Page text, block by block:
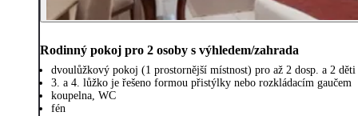
Rodinný pokoj pro 2 osoby s výhledem/zahrada
dvoulůžkový pokoj (1 prostornější místnost) pro až 2 dosp. a 2 děti
3. a 4. lůžko je řešeno formou přistýlky nebo rozkládacím gaučem
koupelna, WC
fén